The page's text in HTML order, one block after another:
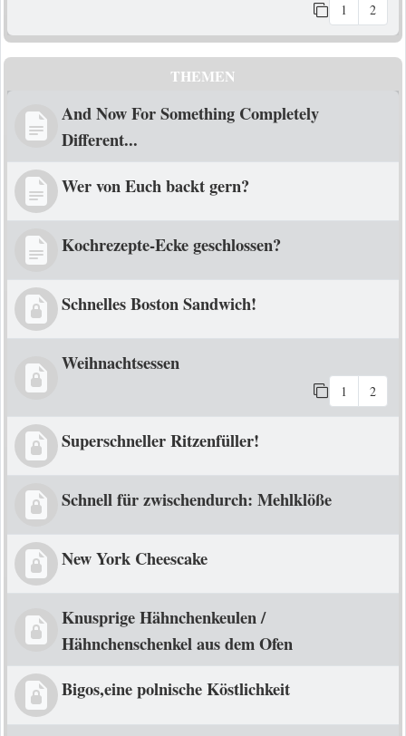
1 2
THEMEN
And Now For Something Completely
Different...
Wer von Euch backt gern?
Kochrezepte-Ecke geschlossen?
Schnelles Boston Sandwich!
Weihnachtsessen
1 2
Superschneller Ritzenfüller!
Schnell für zwischendurch: Mehlklöße
New York Cheescake
Knusprige Hähnchenkeulen /
Hähnchenschenkel aus dem Ofen
Bigos,eine polnische Köstlichkeit